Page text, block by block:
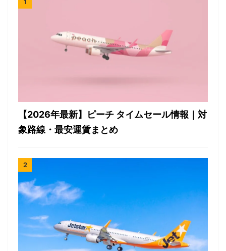
【2026年最新】ピーチ タイムセール情報｜対
象路線・最安運賃まとめ